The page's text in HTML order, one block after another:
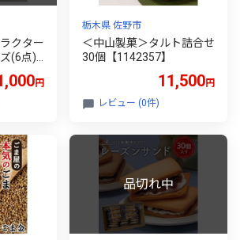
クター
(6点)
円
栃木県 佐野市
＜中山製菓＞タルト詰合せ
30個【1142357】
11,500円
レビュー (0件)